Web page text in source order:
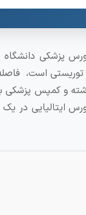
پزشکی دانشگاه
و کمپس پزشکی
در یک جا